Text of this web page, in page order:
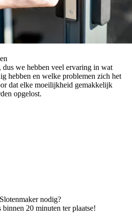
we hebben veel ervaring in wat
hebben en welke problemen zich het
dat elke moeilijkheid gemakkelijk
opgelost.
nodig?
binnen 20 minuten ter plaatse!